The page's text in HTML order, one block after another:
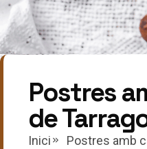
Postres
de
Inici Postres amb